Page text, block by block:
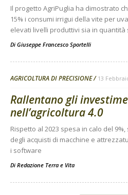
Il progetto AgriPuglia ha dimostrato
15% i consumi irrigui della vite per
elevati livelli produttivi sia in quantità
Di Giuseppe Francesco Sportelli
AGRICOLTURA DI PRECISIONE 13
Rallentano gli
nell’agricoltura 4.0
Rispetto al 2023 spesa in calo del
degli acquisti di macchine e
i software
Di Redazione Terra e Vita